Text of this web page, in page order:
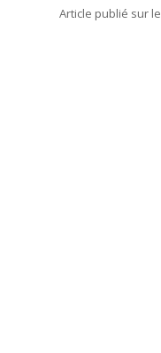
Article publié sur le